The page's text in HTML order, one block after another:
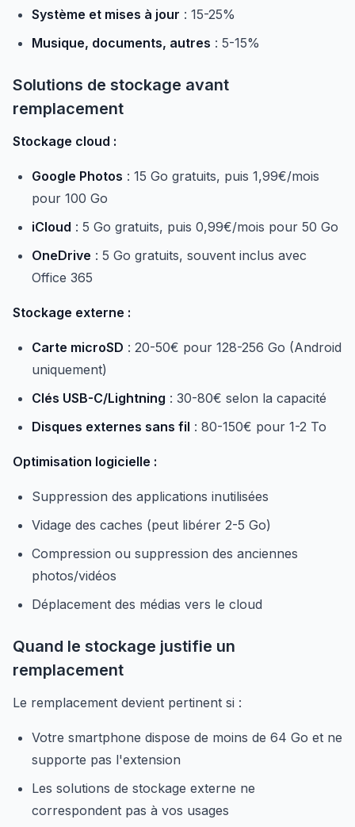
Système et mises à jour : 15-25%
Musique, documents, autres : 5-15%
Solutions de stockage avant
remplacement
Stockage cloud :
Google Photos : 15 Go gratuits, puis 1,99€/mois
pour 100 Go
iCloud : 5 Go gratuits, puis 0,99€/mois pour 50 Go
OneDrive : 5 Go gratuits, souvent inclus avec
Office 365
Stockage externe :
Carte microSD : 20-50€ pour 128-256 Go (Android
uniquement)
Clés USB-C/Lightning : 30-80€ selon la capacité
Disques externes sans fil : 80-150€ pour 1-2 To
Optimisation logicielle :
Suppression des applications inutilisées
Vidage des caches (peut libérer 2-5 Go)
Compression ou suppression des anciennes
photos/vidéos
Déplacement des médias vers le cloud
Quand le stockage justifie un
remplacement
Le remplacement devient pertinent si :
Votre smartphone dispose de moins de 64 Go et ne
supporte pas l'extension
Les solutions de stockage externe ne
correspondent pas à vos usages